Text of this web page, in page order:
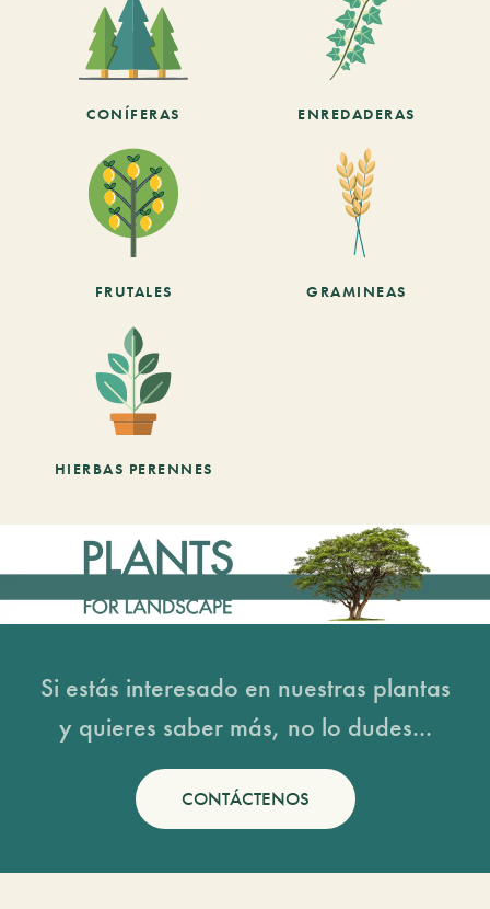
CONÍFERAS ENREDADERAS
FRUTALES GRAMINEAS
HIERBAS PERENNES
Si estás interesado en nuestras plantas
y quieres saber más, no lo dudes...
CONTÁCTENOS